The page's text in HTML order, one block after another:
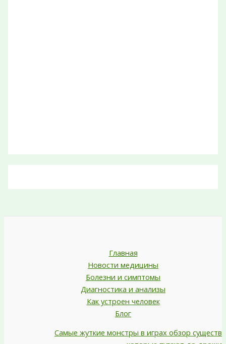
Главная
Новости медицины
Болезни и симптомы
Диагностика и анализы
Как устроен человек
Блог
Самые жуткие монстры в играх обзор существ